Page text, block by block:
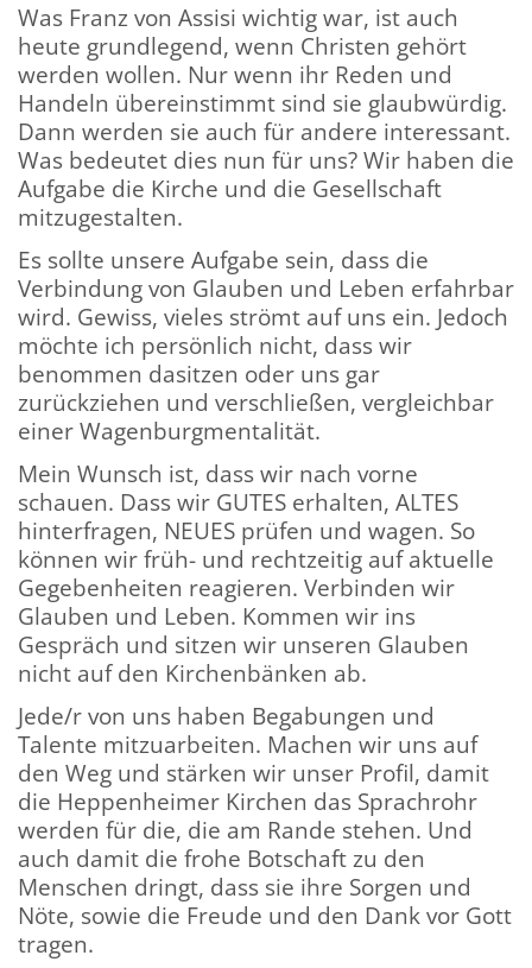
Was Franz von Assisi wichtig war, ist auch
heute grundlegend, wenn Christen gehört
werden wollen. Nur wenn ihr Reden und
Handeln übereinstimmt sind sie glaubwürdig.
Dann werden sie auch für andere interessant.
Was bedeutet dies nun für uns? Wir haben die
Aufgabe die Kirche und die Gesellschaft
mitzugestalten.
Es sollte unsere Aufgabe sein, dass die
Verbindung von Glauben und Leben erfahrbar
wird. Gewiss, vieles strömt auf uns ein. Jedoch
möchte ich persönlich nicht, dass wir
benommen dasitzen oder uns gar
zurückziehen und verschließen, vergleichbar
einer Wagenburgmentalität.
Mein Wunsch ist, dass wir nach vorne
schauen. Dass wir GUTES erhalten, ALTES
hinterfragen, NEUES prüfen und wagen. So
können wir früh- und rechtzeitig auf aktuelle
Gegebenheiten reagieren. Verbinden wir
Glauben und Leben. Kommen wir ins
Gespräch und sitzen wir unseren Glauben
nicht auf den Kirchenbänken ab.
Jede/r von uns haben Begabungen und
Talente mitzuarbeiten. Machen wir uns auf
den Weg und stärken wir unser Profil, damit
die Heppenheimer Kirchen das Sprachrohr
werden für die, die am Rande stehen. Und
auch damit die frohe Botschaft zu den
Menschen dringt, dass sie ihre Sorgen und
Nöte, sowie die Freude und den Dank vor Gott
tragen.